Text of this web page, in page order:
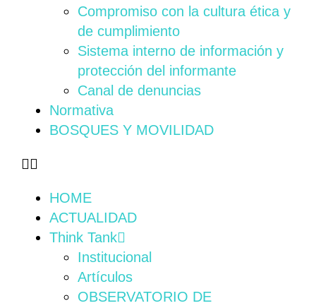
Compromiso con la cultura ética y
de cumplimiento
Sistema interno de información y
protección del informante
Canal de denuncias
Normativa
BOSQUES Y MOVILIDAD
HOME
ACTUALIDAD
Think Tank
Institucional
Artículos
OBSERVATORIO DE